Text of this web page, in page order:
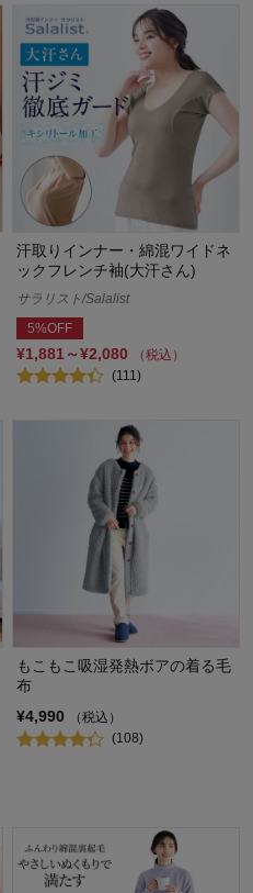
汗取りインナー・綿混ワイドネ
ックフレンチ袖(大汗さん)
サラリスト/Salalist
5%OFF
¥1,881～¥2,080
（税込）
(111)
もこもこ吸湿発熱ボアの着る毛
布
¥4,990
（税込）
(108)